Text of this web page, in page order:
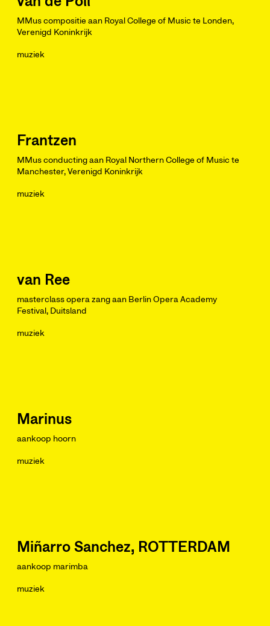
MMus compositie aan Royal College of Music te Londen,
Verenigd Koninkrijk
muziek
Frantzen
MMus conducting aan Royal Northern College of Music te
Manchester, Verenigd Koninkrijk
muziek
van Ree
masterclass opera zang aan Berlin Opera Academy
Festival, Duitsland
muziek
Marinus
aankoop hoorn
muziek
Miñarro Sanchez, ROTTERDAM
aankoop marimba
muziek